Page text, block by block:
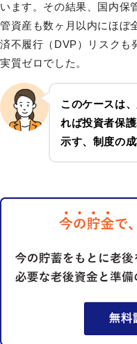
います。その結果、国内保
管資産も数ヶ月以内にほぼ
済不履行（DVP）リスクも
実質ゼロでした。
このケースは
れば投資者保
示す、制度の